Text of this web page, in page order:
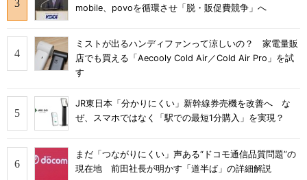
mobile、povoを循環させ「脱・販促費競争」へ
ミストが出るハンディファンって涼しいの？ 家電量販
店でも買える「Aecooly Cold Air／Cold Air Pro」を試
す
JR東日本「分かりにくい」新幹線券売機を改善へ な
ぜ、スマホではなく「駅での最短1分購入」を実現？
まだ「つながりにくい」声ある“ドコモ通信品質問題”の
現在地 前田社長が明かす「道半ば」の詳細解説